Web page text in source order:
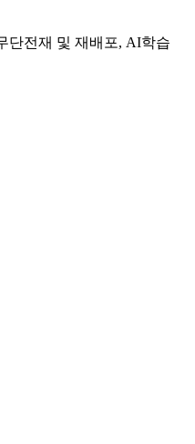
단전재 및 재배포, AI학습